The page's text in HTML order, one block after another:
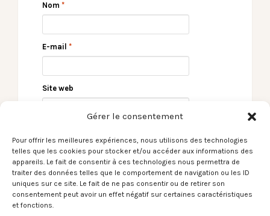
Gérer le consentement
Pour offrir les meilleures expériences, nous utilisons des technologies
telles que les cookies pour stocker et/ou accéder aux informations des
appareils. Le fait de consentir à ces technologies nous permettra de
traiter des données telles que le comportement de navigation ou les ID
uniques sur ce site. Le fait de ne pas consentir ou de retirer son
consentement peut avoir un effet négatif sur certaines caractéristiques
et fonctions.
Nom *
E-mail *
Site web
← Le Son du moment –